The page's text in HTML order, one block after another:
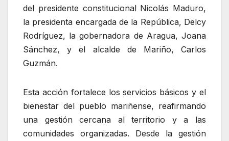
del presidente constitucional Nicolás Maduro,
la presidenta encargada de la República, Delcy
Rodríguez, la gobernadora de Aragua, Joana
Sánchez, y el alcalde de Mariño, Carlos
Guzmán.
Esta acción fortalece los servicios básicos y el
bienestar del pueblo mariñense, reafirmando
una gestión cercana al territorio y a las
comunidades organizadas. Desde la gestión